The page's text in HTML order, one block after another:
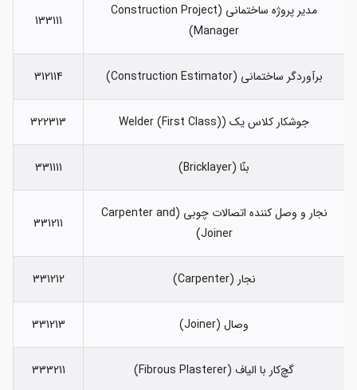
مدیر پروژه ساختمانی (Construction Project
Manager)
133111
برآوردگر ساختمانی (Construction Estimator) 312114
جوشکار کلاس یک (Welder (First Class) 322313
بنّا (Bricklayer) 331111
نجار و وصل کننده اتصالات چوبی (Carpenter and
Joiner)
331211
نجار (Carpenter) 331212
وصال (Joiner) 331213
گچ‌کار با الیاف (Fibrous Plasterer) 333211